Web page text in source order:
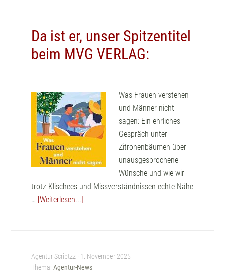
Da ist er, unser Spitzentitel
beim MVG VERLAG:
Was Frauen verstehen
und Männer nicht
sagen: Ein ehrliches
Gespräch unter
Zitronenbäumen über
unausgesprochene
Wünsche und wie wir
trotz Klischees und Missverständnissen echte Nähe
… [Weiterlesen...]
Agentur Scriptzz · 1. November 2025
Thema:Agentur-News